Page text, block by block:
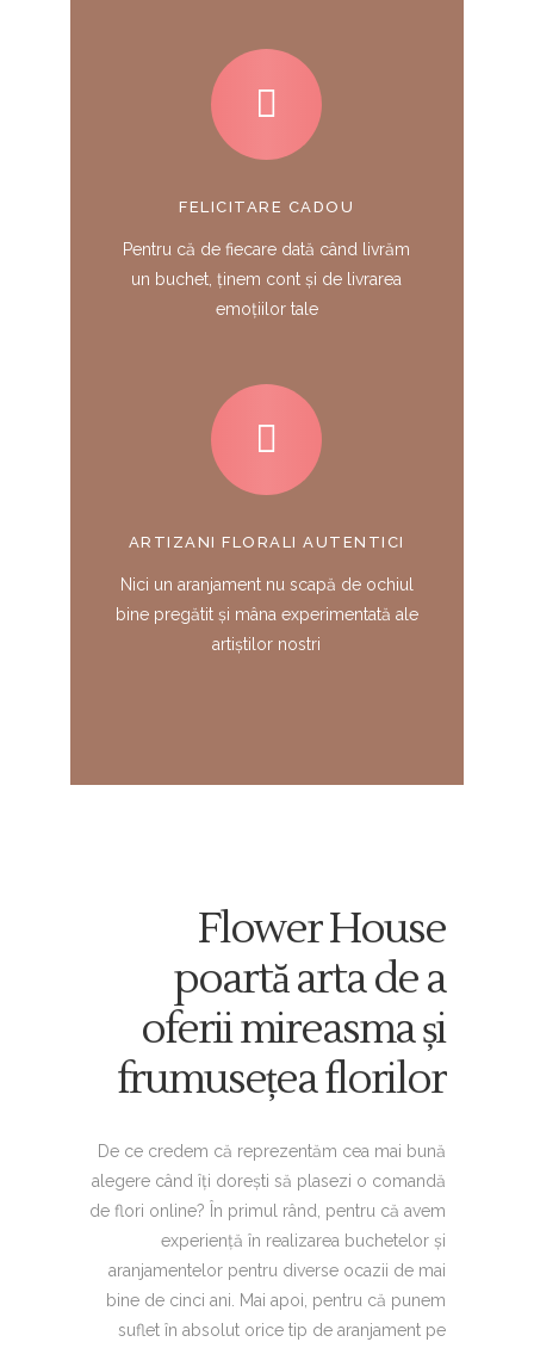
FELICITARE CADOU
Pentru că de fiecare dată când livrăm
un buchet, ținem cont și de livrarea
emoțiilor tale
ARTIZANI FLORALI AUTENTICI
Nici un aranjament nu scapă de ochiul
bine pregătit și mâna experimentată ale
artiștilor nostri
Flower House
poartă arta de a
oferii mireasma și
frumusețea florilor
De ce credem că reprezentăm cea mai bună
alegere când îți dorești să plasezi o comandă
de flori online? În primul rând, pentru că avem
experiență în realizarea buchetelor și
aranjamentelor pentru diverse ocazii de mai
bine de cinci ani. Mai apoi, pentru că punem
suflet în absolut orice tip de aranjament pe